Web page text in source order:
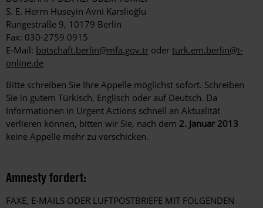
S. E. Herrn Hüseyin Avni Karslioğlu
Rungestraße 9, 10179 Berlin
Fax: 030-2759 0915
E-Mail: botschaft.berlin@mfa.gov.tr oder turk.em.berlin@t-
online.de
Bitte schreiben Sie Ihre Appelle möglichst sofort. Schreiben
Sie in gutem Türkisch, Englisch oder auf Deutsch. Da
Informationen in Urgent Actions schnell an Aktualität
verlieren können, bitten wir Sie, nach dem 2. Januar 2013
keine Appelle mehr zu verschicken.
Amnesty fordert:
FAXE, E-MAILS ODER LUFTPOSTBRIEFE MIT FOLGENDEN